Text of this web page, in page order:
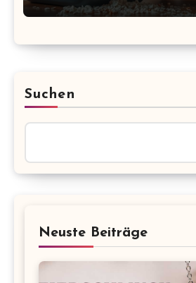
Suchen
Neuste Beiträge